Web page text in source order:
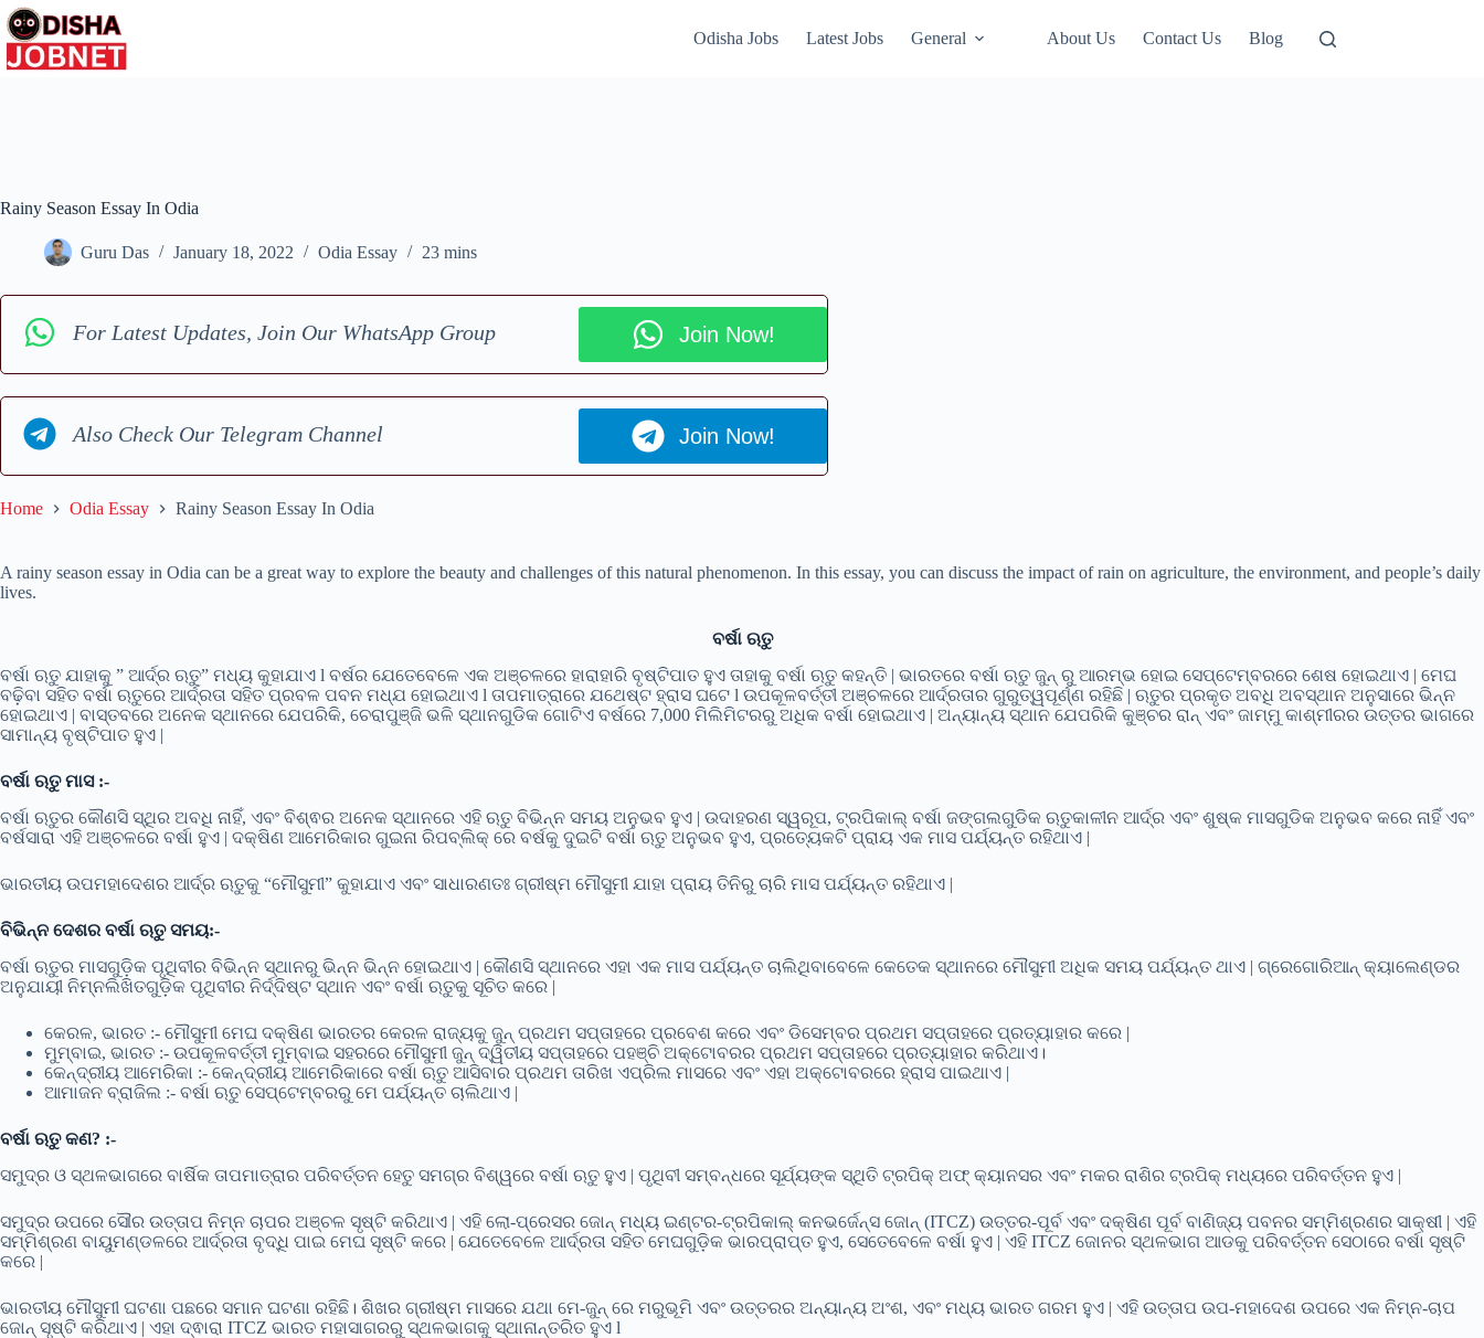
Skip
to
content
Odisha Jobs Latest Jobs General About Us Contact Us Blog
Rainy Season Essay In Odia
Guru Das January 18, 2022 Odia Essay 23 mins
For Latest Updates, Join Our WhatsApp Group Join Now!
Also Check Our Telegram Channel Join Now!
Home Odia Essay Rainy Season Essay In Odia
A rainy season essay in Odia can be a great way to explore the beauty and challenges of this natural phenomenon. In this essay, you can discuss the impact of rain on agriculture, the environment, and people’s daily
lives.
ବର୍ଷା ଋତୁ
ବର୍ଷା ଋତୁ ଯାହାକୁ ” ଆର୍ଦ୍ର ଋତୁ” ମଧ୍ୟ କୁହାଯାଏ l ବର୍ଷର ଯେତେବେଳେ ଏକ ଅଞ୍ଚଳରେ ହାରାହାରି ବୃଷ୍ଟିପାତ ହୁଏ ତାହାକୁ ବର୍ଷା ଋତୁ କହନ୍ତି | ଭାରତରେ ବର୍ଷା ଋତୁ ଜୁନ୍ ରୁ ଆରମ୍ଭ ହୋଇ ସେପ୍ଟେମ୍ବରରେ ଶେଷ ହୋଇଥାଏ | ମେଘ
ବଢ଼ିବା ସହିତ ବର୍ଷା ଋତୁରେ ଆର୍ଦ୍ରତା ସହିତ ପ୍ରବଳ ପବନ ମଧ୍ଯ ହୋଇଥାଏ l ତାପମାତ୍ରାରେ ଯଥେଷ୍ଟ ହ୍ରାସ ଘଟେ l ଉପକୂଳବର୍ତ୍ତୀ ଅଞ୍ଚଳରେ ଆର୍ଦ୍ରତାର ଗୁରୁତ୍ୱପୂର୍ଣ୍ଣ ରହିଛି | ଋତୁର ପ୍ରକୃତ ଅବଧି ଅବସ୍ଥାନ ଅନୁସାରେ ଭିନ୍ନ
ହୋଇଥାଏ | ବାସ୍ତବରେ ଅନେକ ସ୍ଥାନରେ ଯେପରିକି, ଚେରାପୁଞ୍ଜି ଭଳି ସ୍ଥାନଗୁଡିକ ଗୋଟିଏ ବର୍ଷରେ 7,000 ମିଲିମିଟରରୁ ଅଧିକ ବର୍ଷା ହୋଇଥାଏ | ଅନ୍ୟାନ୍ୟ ସ୍ଥାନ ଯେପରିକି କୁଞ୍ଚର ରାନ୍ ଏବଂ ଜାମ୍ମୁ କାଶ୍ମୀରର ଉତ୍ତର ଭାଗରେ
ସାମାନ୍ୟ ବୃଷ୍ଟିପାତ ହୁଏ |
ବର୍ଷା ଋତୁ ମାସ :-
ବର୍ଷା ଋତୁର କୌଣସି ସ୍ଥିର ଅବଧି ନାହିଁ, ଏବଂ ବିଶ୍ଵର ଅନେକ ସ୍ଥାନରେ ଏହି ଋତୁ ବିଭିନ୍ନ ସମୟ ଅନୁଭବ ହୁଏ | ଉଦାହରଣ ସ୍ୱରୂପ, ଟ୍ରପିକାଲ୍ ବର୍ଷା ଜଙ୍ଗଲଗୁଡିକ ଋତୁକାଳୀନ ଆର୍ଦ୍ର ଏବଂ ଶୁଷ୍କ ମାସଗୁଡିକ ଅନୁଭବ କରେ ନାହିଁ ଏବଂ
ବର୍ଷସାରା ଏହି ଅଞ୍ଚଳରେ ବର୍ଷା ହୁଏ | ଦକ୍ଷିଣ ଆମେରିକାର ଗୁଇନା ରିପବ୍ଲିକ୍ ରେ ବର୍ଷକୁ ଦୁଇଟି ବର୍ଷା ଋତୁ ଅନୁଭବ ହୁଏ, ପ୍ରତ୍ୟେକଟି ପ୍ରାୟ ଏକ ମାସ ପର୍ଯ୍ୟନ୍ତ ରହିଥାଏ |
ଭାରତୀୟ ଉପମହାଦେଶର ଆର୍ଦ୍ର ଋତୁକୁ “ମୌସୁମୀ” କୁହାଯାଏ ଏବଂ ସାଧାରଣତଃ ଗ୍ରୀଷ୍ମ ମୌସୁମୀ ଯାହା ପ୍ରାୟ ତିନିରୁ ଚାରି ମାସ ପର୍ଯ୍ୟନ୍ତ ରହିଥାଏ |
ବିଭିନ୍ନ ଦେଶର ବର୍ଷା ଋତୁ ସମୟ:-
ବର୍ଷା ଋତୁର ମାସଗୁଡ଼ିକ ପୃଥିବୀର ବିଭିନ୍ନ ସ୍ଥାନରୁ ଭିନ୍ନ ଭିନ୍ନ ହୋଇଥାଏ | କୌଣସି ସ୍ଥାନରେ ଏହା ଏକ ମାସ ପର୍ଯ୍ୟନ୍ତ ଚାଲିଥିବାବେଳେ କେତେକ ସ୍ଥାନରେ ମୌସୁମୀ ଅଧିକ ସମୟ ପର୍ଯ୍ୟନ୍ତ ଥାଏ | ଗ୍ରେଗୋରିଆନ୍ କ୍ୟାଲେଣ୍ଡର
ଅନୁଯାୟୀ ନିମ୍ନଲିଖିତଗୁଡ଼ିକ ପୃଥିବୀର ନିର୍ଦ୍ଦିଷ୍ଟ ସ୍ଥାନ ଏବଂ ବର୍ଷା ଋତୁକୁ ସୂଚିତ କରେ |
କେରଳ, ଭାରତ :- ମୌସୁମୀ ମେଘ ଦକ୍ଷିଣ ଭାରତର କେରଳ ରାଜ୍ୟକୁ ଜୁନ୍ ପ୍ରଥମ ସପ୍ତାହରେ ପ୍ରବେଶ କରେ ଏବଂ ଡିସେମ୍ବର ପ୍ରଥମ ସପ୍ତାହରେ ପ୍ରତ୍ୟାହାର କରେ |
ମୁମ୍ବାଇ, ଭାରତ :- ଉପକୂଳବର୍ତ୍ତୀ ମୁମ୍ବାଇ ସହରରେ ମୌସୁମୀ ଜୁନ୍ ଦ୍ୱିତୀୟ ସପ୍ତାହରେ ପହଞ୍ଚି ଅକ୍ଟୋବରର ପ୍ରଥମ ସପ୍ତାହରେ ପ୍ରତ୍ୟାହାର କରିଥାଏ।
କେନ୍ଦ୍ରୀୟ ଆମେରିକା :- କେନ୍ଦ୍ରୀୟ ଆମେରିକାରେ ବର୍ଷା ଋତୁ ଆସିବାର ପ୍ରଥମ ତାରିଖ ଏପ୍ରିଲ ମାସରେ ଏବଂ ଏହା ଅକ୍ଟୋବରରେ ହ୍ରାସ ପାଇଥାଏ |
ଆମାଜନ ବ୍ରାଜିଲ :- ବର୍ଷା ଋତୁ ସେପ୍ଟେମ୍ବରରୁ ମେ ପର୍ଯ୍ୟନ୍ତ ଚାଲିଥାଏ |
ବର୍ଷା ଋତୁ କଣ? :-
ସମୁଦ୍ର ଓ ସ୍ଥଳଭାଗରେ ବାର୍ଷିକ ତାପମାତ୍ରାର ପରିବର୍ତ୍ତନ ହେତୁ ସମଗ୍ର ବିଶ୍ୱରେ ବର୍ଷା ଋତୁ ହୁଏ | ପୃଥିବୀ ସମ୍ବନ୍ଧରେ ସୂର୍ଯ୍ୟଙ୍କ ସ୍ଥିତି ଟ୍ରପିକ୍ ଅଫ୍ କ୍ୟାନସର ଏବଂ ମକର ରାଶିର ଟ୍ରପିକ୍ ମଧ୍ୟରେ ପରିବର୍ତ୍ତନ ହୁଏ |
ସମୁଦ୍ର ଉପରେ ସୌର ଉତ୍ତାପ ନିମ୍ନ ଚାପର ଅଞ୍ଚଳ ସୃଷ୍ଟି କରିଥାଏ | ଏହି ଲୋ-ପ୍ରେସର ଜୋନ୍ ମଧ୍ୟ ଇଣ୍ଟର-ଟ୍ରପିକାଲ୍ କନଭର୍ଜେନ୍ସ ଜୋନ୍ (ITCZ) ଉତ୍ତର-ପୂର୍ବ ଏବଂ ଦକ୍ଷିଣ ପୂର୍ବ ବାଣିଜ୍ୟ ପବନର ସମ୍ମିଶ୍ରଣର ସାକ୍ଷୀ | ଏହି
ସମ୍ମିଶ୍ରଣ ବାୟୁମଣ୍ଡଳରେ ଆର୍ଦ୍ରତା ବୃଦ୍ଧି ପାଇ ମେଘ ସୃଷ୍ଟି କରେ | ଯେତେବେଳେ ଆର୍ଦ୍ରତା ସହିତ ମେଘଗୁଡ଼ିକ ଭାରପ୍ରାପ୍ତ ହୁଏ, ସେତେବେଳେ ବର୍ଷା ହୁଏ | ଏହି ITCZ ​​ଜୋନର ସ୍ଥଳଭାଗ ଆଡକୁ ପରିବର୍ତ୍ତନ ସେଠାରେ ବର୍ଷା ସୃଷ୍ଟି
କରେ |
ଭାରତୀୟ ମୌସୁମୀ ଘଟଣା ପଛରେ ସମାନ ଘଟଣା ରହିଛି। ଶିଖର ଗ୍ରୀଷ୍ମ ମାସରେ ଯଥା ମେ-ଜୁନ୍ ରେ ମରୁଭୂମି ଏବଂ ଉତ୍ତରର ଅନ୍ୟାନ୍ୟ ଅଂଶ, ଏବଂ ମଧ୍ୟ ଭାରତ ଗରମ ହୁଏ | ଏହି ଉତ୍ତାପ ଉପ-ମହାଦେଶ ଉପରେ ଏକ ନିମ୍ନ-ଚାପ
ଜୋନ୍ ସୃଷ୍ଟି କରିଥାଏ | ଏହା ଦ୍ଵାରା ITCZ ​​ଭାରତ ମହାସାଗରରୁ ସ୍ଥଳଭାଗକୁ ସ୍ଥାନାନ୍ତରିତ ହୁଏ l